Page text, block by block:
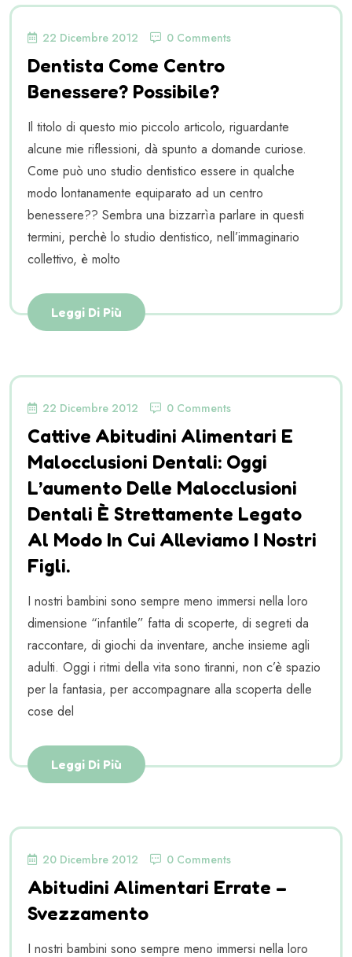
22 Dicembre 2012 0 Comments
Dentista Come Centro
Benessere? Possibile?
Il titolo di questo mio piccolo articolo, riguardante
alcune mie riflessioni, dà spunto a domande curiose.
Come può uno studio dentistico essere in qualche
modo lontanamente equiparato ad un centro
benessere?? Sembra una bizzarrìa parlare in questi
termini, perchè lo studio dentistico, nell’immaginario
collettivo, è molto
Leggi Di Più
22 Dicembre 2012 0 Comments
Cattive Abitudini Alimentari E
Malocclusioni Dentali: Oggi
L’aumento Delle Malocclusioni
Dentali È Strettamente Legato
Al Modo In Cui Alleviamo I Nostri
Figli.
I nostri bambini sono sempre meno immersi nella loro
dimensione “infantile” fatta di scoperte, di segreti da
raccontare, di giochi da inventare, anche insieme agli
adulti. Oggi i ritmi della vita sono tiranni, non c’è spazio
per la fantasia, per accompagnare alla scoperta delle
cose del
Leggi Di Più
20 Dicembre 2012 0 Comments
Abitudini Alimentari Errate –
Svezzamento
I nostri bambini sono sempre meno immersi nella loro